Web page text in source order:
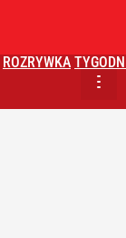
ROZRYWKA